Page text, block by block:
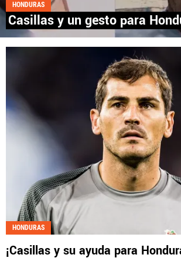
HONDURAS
Casillas y un gesto para
HONDURAS
¡Casillas y su ayuda para